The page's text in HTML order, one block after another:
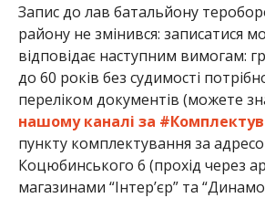
Запис до лав батальйону
району не змінився: записатися
відповідає наступним вимогам:
до 60 років без судимості
переліком документів (можете
нашому каналі за
пункту комплектування за
Коцюбинського 6 (прохід через
магазинами “Інтер’єр” та